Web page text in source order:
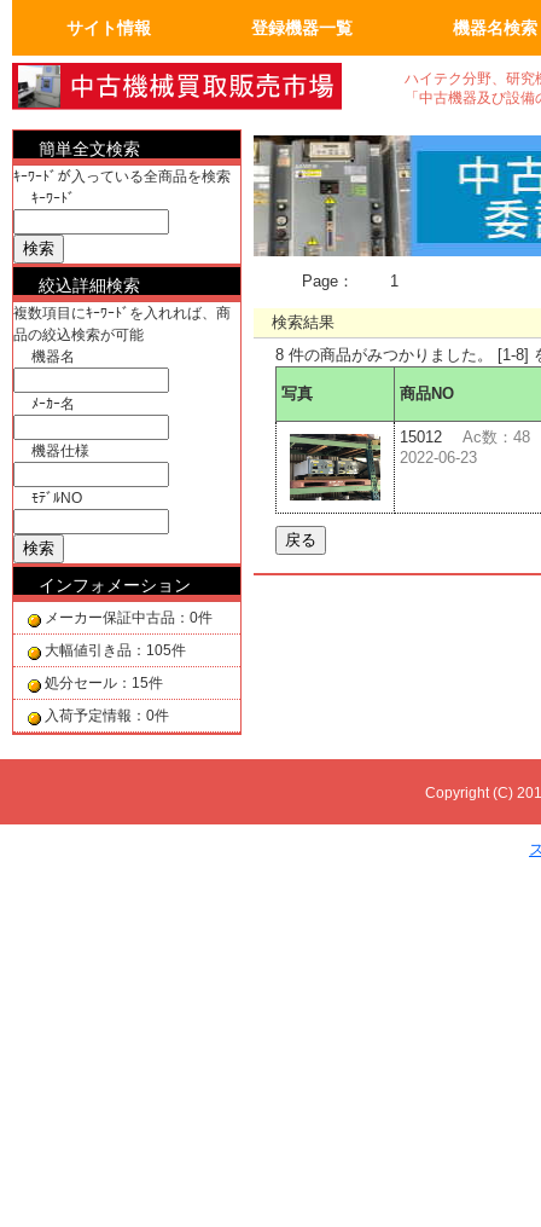
サイト情報
トップページ
FAQ：よくある質問
人気の商品
会員ページ
運営会社概要
登録機器一覧
真空機器・真空ポンプ 真空機器
真空ポンプ
真空コンポーネント
試験・検査機
洗浄、クリーニンク゛
加熱機、冷却機
分析機器
計測、計量機・顕微鏡 計測、計量機
顕微鏡
汎用理化学機器
電気計測器・光学関連 電気計測器
光学関連
物流、包装、保管
成形、樹脂、フィルム
クリーンルーム関係
電気機器、部品
工作機械、加工機
ユーティリティ機器
半導体・実装機器関連 半導体関連
実装機器関連
バイオ関連
OA事務什器・その他 OA事務什器
その他
機器名検索
ハイテク分野、研究
「中古機器及び設
簡単全文検索
ｷｰﾜｰﾄﾞが入っている全商品を検索
ｷｰﾜｰﾄﾞ
絞込詳細検索
複数項目にｷｰﾜｰﾄﾞを入れれば、商
品の絞込検索が可能
機器名
ﾒｰｶｰ名
機器仕様
ﾓﾃﾞﾙNO
インフォメーション
メーカー保証中古品：0件
大幅値引き品：105件
処分セール：15件
入荷予定情報：0件
Page： 1
検索結果
8 件の商品がみつかりました。 [1-8]
写真 商品NO
15012 Ac数：48
2022-06-23
Copyright (C)